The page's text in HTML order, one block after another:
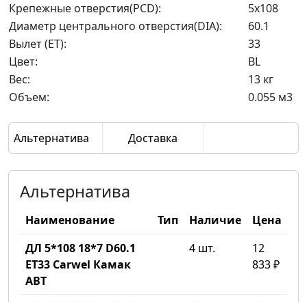
Крепежные отверстия(PCD):
5x108
Диаметр центрального отверстия(DIA):
60.1
Вылет (ET):
33
Цвет:
BL
Вес:
13 кг
Объем:
0.055 м3
Альтернатива Доставка
Альтернатива
Наименование Тип Наличие
Цена
ДЛ 5*108 18*7 D60.1
ET33 Carwel Камак
ABT
4 шт.
12
833 ₽